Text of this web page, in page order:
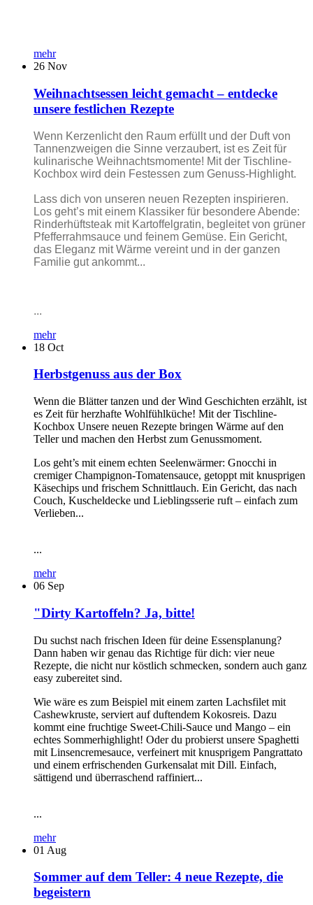
mehr
26 Nov
Weihnachtsessen leicht gemacht – entdecke
unsere festlichen Rezepte
Wenn Kerzenlicht den Raum erfüllt und der Duft von
Tannenzweigen die Sinne verzaubert, ist es Zeit für
kulinarische Weihnachtsmomente! Mit der Tischline-
Kochbox wird dein Festessen zum Genuss-Highlight.
Lass dich von unseren neuen Rezepten inspirieren.
Los geht’s mit einem Klassiker für besondere Abende:
Rinderhüftsteak mit Kartoffelgratin, begleitet von grüner
Pfefferrahmsauce und feinem Gemüse. Ein Gericht,
das Eleganz mit Wärme vereint und in der ganzen
Familie gut ankommt...
...
mehr
18 Oct
Herbstgenuss aus der Box
Wenn die Blätter tanzen und der Wind Geschichten erzählt, ist
es Zeit für herzhafte Wohlfühlküche! Mit der Tischline-
Kochbox Unsere neuen Rezepte bringen Wärme auf den
Teller und machen den Herbst zum Genussmoment.
Los geht’s mit einem echten Seelenwärmer: Gnocchi in
cremiger Champignon-Tomatensauce, getoppt mit knusprigen
Käsechips und frischem Schnittlauch. Ein Gericht, das nach
Couch, Kuscheldecke und Lieblingsserie ruft – einfach zum
Verlieben...
...
mehr
06 Sep
"Dirty Kartoffeln? Ja, bitte!
Du suchst nach frischen Ideen für deine Essensplanung?
Dann haben wir genau das Richtige für dich: vier neue
Rezepte, die nicht nur köstlich schmecken, sondern auch ganz
easy zubereitet sind.
Wie wäre es zum Beispiel mit einem zarten Lachsfilet mit
Cashewkruste, serviert auf duftendem Kokosreis. Dazu
kommt eine fruchtige Sweet-Chili-Sauce und Mango – ein
echtes Sommerhighlight! Oder du probierst unsere Spaghetti
mit Linsencremesauce, verfeinert mit knusprigem Pangrattato
und einem erfrischenden Gurkensalat mit Dill. Einfach,
sättigend und überraschend raffiniert...
...
mehr
01 Aug
Sommer auf dem Teller: 4 neue Rezepte, die
begeistern